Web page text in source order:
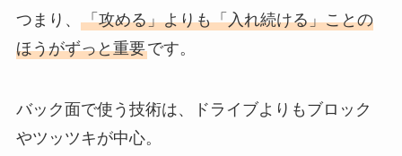
つまり、 「攻める」よりも「入れ続ける」ことの
ほうがずっと重要です。
バック面で使う技術は、ドライブよりもブロック
やツッツキが中心。